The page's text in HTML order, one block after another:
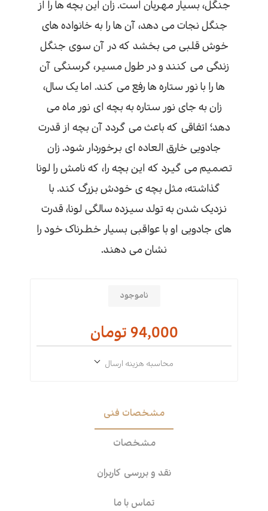
جنگل، بسیار مهربان است. زان این بچه ها را از
جنگل نجات می دهد، آن ها را به خانواده های
خوش قلبی می بخشد که در آن سوی جنگل
زندگی می کنند و در طول مسیر، گرسنگی آن
ها را با نور ستاره ها رفع می کند. اما یک سال،
زان به جای نور ستاره به بچه ای نور ماه می
دهد؛ اتفاقی که باعث می گردد آن بچه از قدرت
جادویی خارق العاده ای برخوردار شود. زان
تصمیم می گیرد که این بچه را، که نامش را لونا
گذاشته، مثل بچه ی خودش بزرگ کند. با
نزدیک شدن به تولد سیزده سالگی لونا، قدرت
های جادویی او با عواقبی بسیار خطرناک خود را
نشان می دهند.
ناموجود
94,000 تومان
محاسبه هزینه ارسال
مشخصات فنی
مشخصات
نقد و بررسی کاربران
تماس با ما